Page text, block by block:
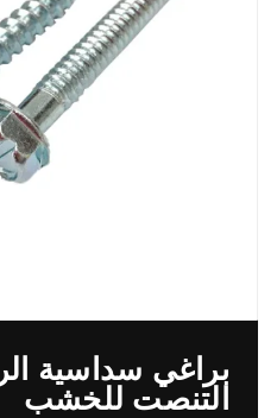
براغي سداسية
التنصت للخشب